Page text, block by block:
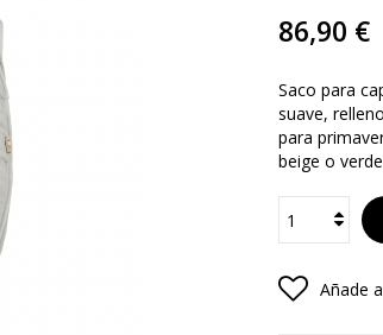
86,90 €
Saco para
suave,
para
beige o
Añade